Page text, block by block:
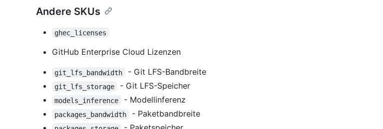
Andere SKUs
ghec_licenses
GitHub Enterprise Cloud Lizenzen
git_lfs_bandwidth - Git LFS-Bandbreite
git_lfs_storage - Git LFS-Speicher
models_inference - Modellinferenz
packages_bandwidth - Paketbandbreite